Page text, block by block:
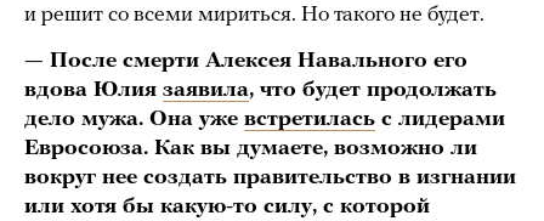
и решит со всеми мириться. Но такого не будет.
— После смерти Алексея Навального его
вдова Юлия заявила, что будет продолжать
дело мужа. Она уже встретилась с лидерами
Евросоюза. Как вы думаете, возможно ли
вокруг нее создать правительство в изгнании
или хотя бы какую-то силу, с которой